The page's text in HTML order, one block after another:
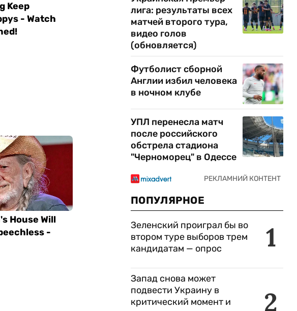
лига: результаты всех
матчей второго тура,
видео голов
(обновляется)
Футболист сборной
Англии избил человека
в ночном клубе
УПЛ перенесла матч
после российского
обстрела стадиона
"Черноморец" в Одессе
ПОПУЛЯРНОЕ
1
Зеленский проиграл бы во
втором туре выборов трем
кандидатам — опрос
2
Запад снова может
подвести Украину в
критический момент и